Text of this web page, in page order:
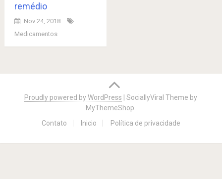
remédio
Nov 24, 2018
Medicamentos
navigation
Proudly powered by WordPress |SociallyViral Theme by
MyThemeShop.
Contato
Inicio Política de privacidade